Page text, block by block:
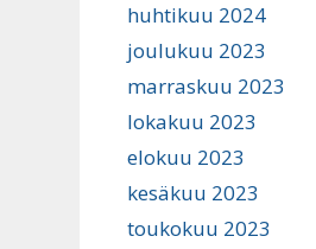
huhtikuu 2024
joulukuu 2023
marraskuu 2023
lokakuu 2023
elokuu 2023
kesäkuu 2023
toukokuu 2023